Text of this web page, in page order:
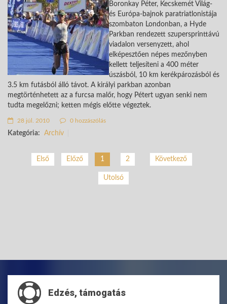
Boronkay Péter, Kecskemét Világ-
és Európa-bajnok paratriatlonistája
szombaton Londonban, a Hyde
Parkban rendezett szupersprinttávú
viadalon versenyzett, ahol
elképesztően népes mezőnyben
kellett teljesíteni a 400 méter
úszásból, 10 km kerékpározásból és
3.5 km futásból álló távot. A királyi parkban azonban
megtörténhetett az a furcsa malőr, hogy Pétert ugyan senki nem
tudta megelőzni; ketten mégis előtte végeztek.
28 júl. 2010 0 hozzászólás
Kategória: Archív
Első Előző 1 2 Következő
Utolsó
Edzés, támogatás